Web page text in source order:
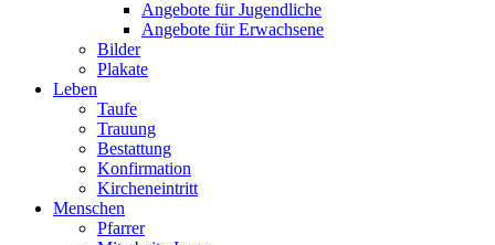
Angebote für Jugendliche
Angebote für Erwachsene
Bilder
Plakate
Leben
Taufe
Trauung
Bestattung
Konfirmation
Kircheneintritt
Menschen
Pfarrer